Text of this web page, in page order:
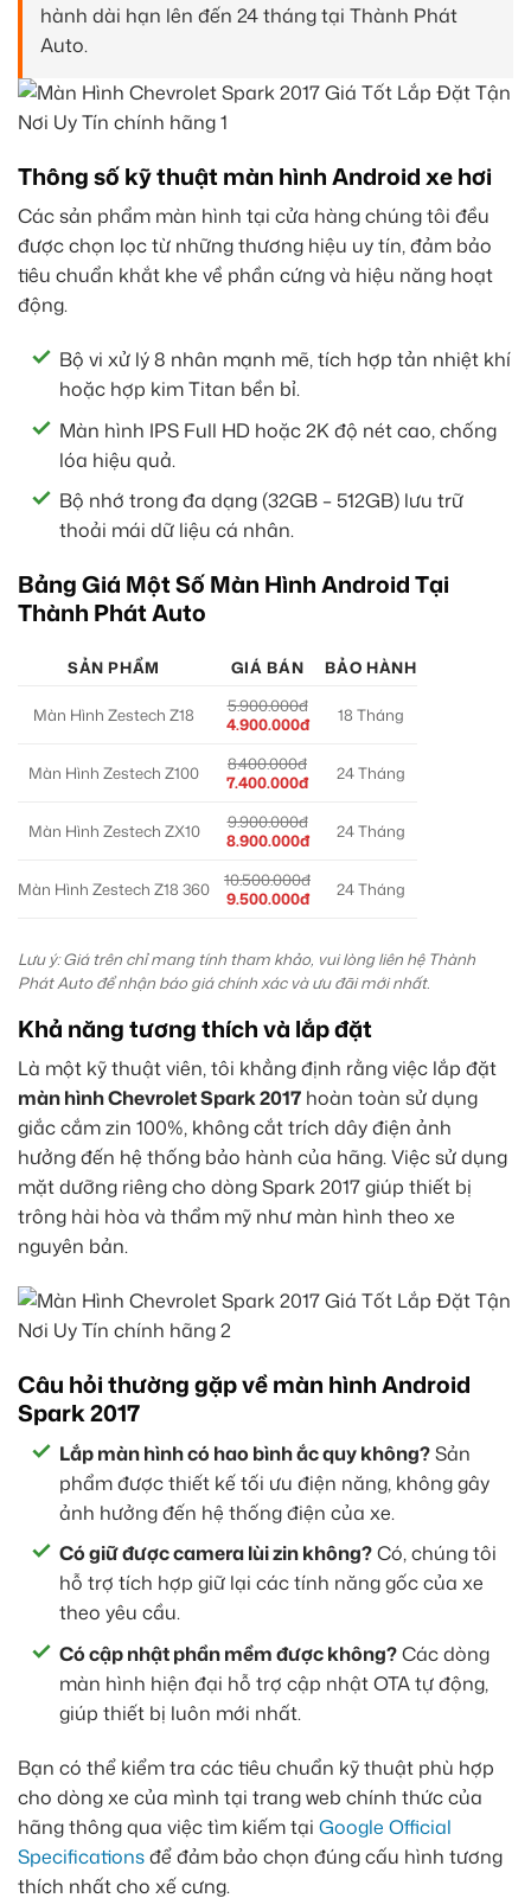
hành dài hạn lên đến 24 tháng tại Thành Phát
Auto.
Thông số kỹ thuật màn hình Android xe hơi
Các sản phẩm màn hình tại cửa hàng chúng tôi đều
được chọn lọc từ những thương hiệu uy tín, đảm bảo
tiêu chuẩn khắt khe về phần cứng và hiệu năng hoạt
động.
Bộ vi xử lý 8 nhân mạnh mẽ, tích hợp tản nhiệt khí
hoặc hợp kim Titan bền bỉ.
Màn hình IPS Full HD hoặc 2K độ nét cao, chống
lóa hiệu quả.
Bộ nhớ trong đa dạng (32GB – 512GB) lưu trữ
thoải mái dữ liệu cá nhân.
Bảng Giá Một Số Màn Hình Android Tại
Thành Phát Auto
SẢN PHẨM GIÁ BÁN BẢO HÀNH
Màn Hình Zestech Z18
5.900.000đ
4.900.000đ
18 Tháng
Màn Hình Zestech Z100
8.400.000đ
7.400.000đ
24 Tháng
Màn Hình Zestech ZX10
9.900.000đ
8.900.000đ
24 Tháng
Màn Hình Zestech Z18 360
10.500.000đ
9.500.000đ
24 Tháng
Lưu ý: Giá trên chỉ mang tính tham khảo, vui lòng liên hệ Thành
Phát Auto để nhận báo giá chính xác và ưu đãi mới nhất.
Khả năng tương thích và lắp đặt
Là một kỹ thuật viên, tôi khẳng định rằng việc lắp đặt
màn hình Chevrolet Spark 2017 hoàn toàn sử dụng
giắc cắm zin 100%, không cắt trích dây điện ảnh
hưởng đến hệ thống bảo hành của hãng. Việc sử dụng
mặt dưỡng riêng cho dòng Spark 2017 giúp thiết bị
trông hài hòa và thẩm mỹ như màn hình theo xe
nguyên bản.
Câu hỏi thường gặp về màn hình Android
Spark 2017
Lắp màn hình có hao bình ắc quy không?Sản
phẩm được thiết kế tối ưu điện năng, không gây
ảnh hưởng đến hệ thống điện của xe.
Có giữ được camera lùi zin không?Có, chúng tôi
hỗ trợ tích hợp giữ lại các tính năng gốc của xe
theo yêu cầu.
Có cập nhật phần mềm được không?Các dòng
màn hình hiện đại hỗ trợ cập nhật OTA tự động,
giúp thiết bị luôn mới nhất.
Bạn có thể kiểm tra các tiêu chuẩn kỹ thuật phù hợp
cho dòng xe của mình tại trang web chính thức của
hãng thông qua việc tìm kiếm tại Google Official
Specificationsđể đảm bảo chọn đúng cấu hình tương
thích nhất cho xế cưng.